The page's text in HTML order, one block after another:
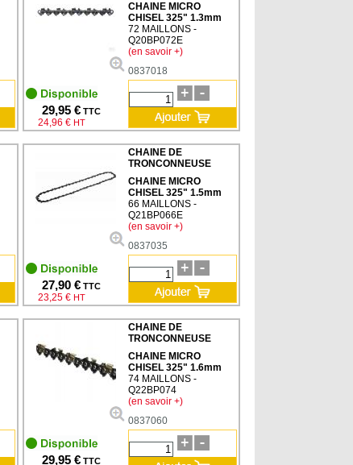
29,95 € TTC
24,96 € HT
CHAINE MICRO
CHISEL 325" 1.3mm
72 MAILLONS -
Q20BP072E
(en savoir +)
0837018
27,90 € TTC
23,25 € HT
CHAINE DE
TRONCONNEUSE
CHAINE MICRO
CHISEL 325" 1.5mm
66 MAILLONS -
Q21BP066E
(en savoir +)
0837035
29,95 € TTC
CHAINE DE
TRONCONNEUSE
CHAINE MICRO
CHISEL 325" 1.6mm
74 MAILLONS -
Q22BP074
(en savoir +)
0837060